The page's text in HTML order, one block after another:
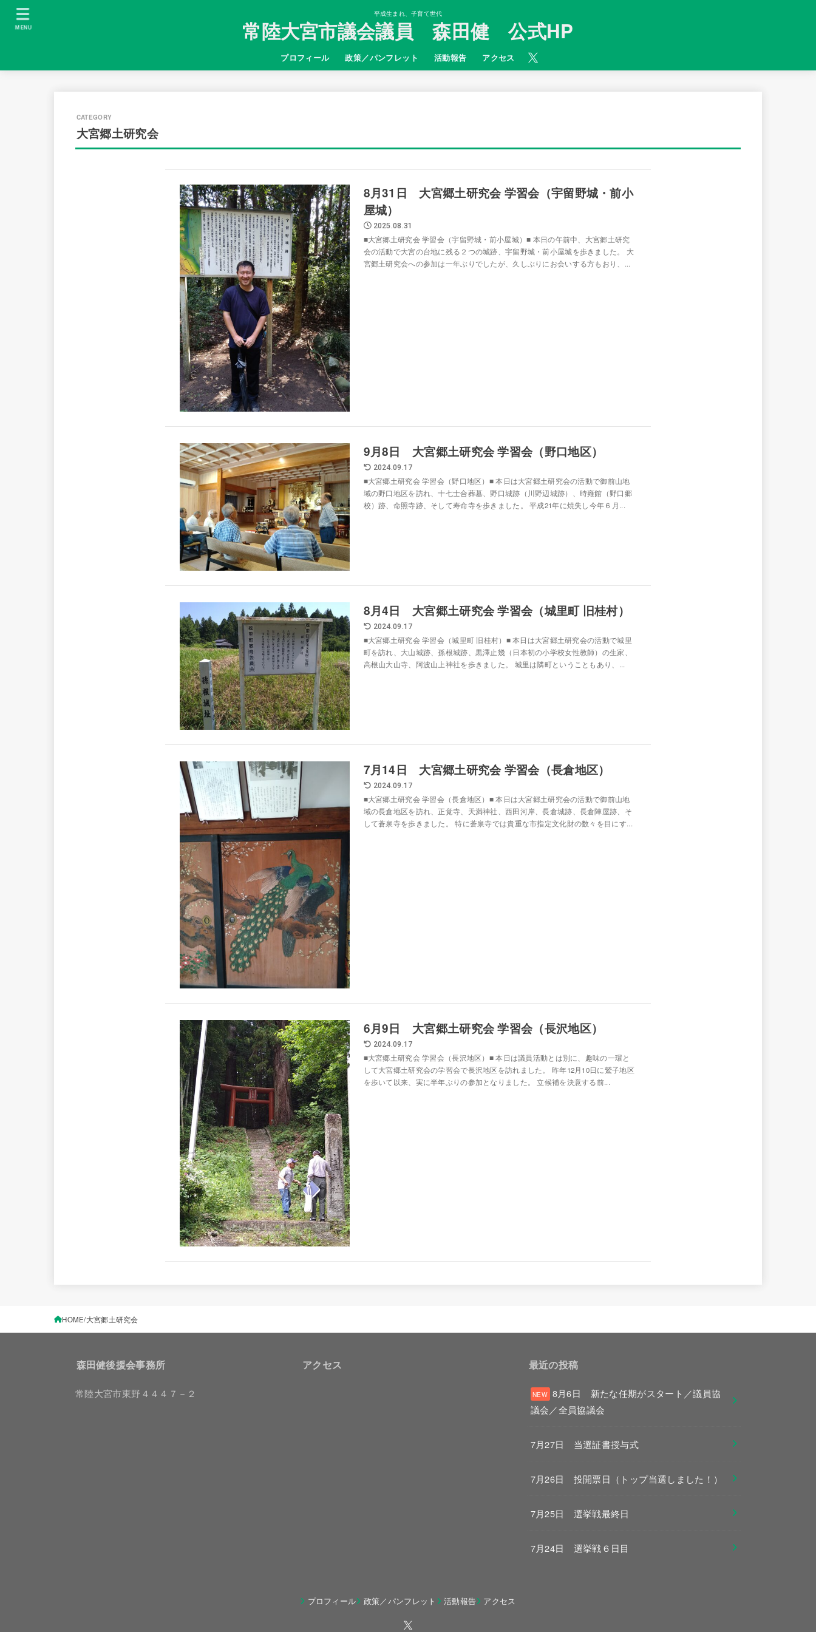
平成生まれ、子育て世代
常陸大宮市議会議員 森田健 公式HP
プロフィール 政策／パンフレット 活動報告 アクセス
MENU
大宮郷土研究会
8月31日 大宮郷土研究会 学習会（宇留野城・前小
屋城）
2025.08.31
■大宮郷土研究会 学習会（宇留野城・前小屋城）■ 本日の午前中、大宮郷土研究
会の活動で大宮の台地に残る２つの城跡、宇留野城・前小屋城を歩きました。 大
宮郷土研究会への参加は一年ぶりでしたが、久しぶりにお会いする方もおり、...
9月8日 大宮郷土研究会 学習会（野口地区）
2024.09.17
■大宮郷土研究会 学習会（野口地区）■ 本日は大宮郷土研究会の活動で御前山地
域の野口地区を訪れ、十七士合葬墓、野口城跡（川野辺城跡）、時雍館（野口郷
校）跡、命照寺跡、そして寿命寺を歩きました。 平成21年に焼失し今年６月...
8月4日 大宮郷土研究会 学習会（城里町 旧桂村）
2024.09.17
■大宮郷土研究会 学習会（城里町 旧桂村）■ 本日は大宮郷土研究会の活動で城里
町を訪れ、大山城跡、孫根城跡、黒澤止幾（日本初の小学校女性教師）の生家、
高根山大山寺、阿波山上神社を歩きました。 城里は隣町ということもあり、...
7月14日 大宮郷土研究会 学習会（長倉地区）
2024.09.17
■大宮郷土研究会 学習会（長倉地区）■ 本日は大宮郷土研究会の活動で御前山地
域の長倉地区を訪れ、正覚寺、天満神社、西田河岸、長倉城跡、長倉陣屋跡、そ
して蒼泉寺を歩きました。 特に蒼泉寺では貴重な市指定文化財の数々を目にす...
6月9日 大宮郷土研究会 学習会（長沢地区）
2024.09.17
■大宮郷土研究会 学習会（長沢地区）■ 本日は議員活動とは別に、趣味の一環と
して大宮郷土研究会の学習会で長沢地区を訪れました。 昨年12月10日に鷲子地区
を歩いて以来、実に半年ぶりの参加となりました。 立候補を決意する前...
HOME 大宮郷土研究会
森田健後援会事務所
常陸大宮市東野４４４７－２
アクセス 最近の投稿
8月6日 新たな任期がスタート／議員協
議会／全員協議会
7月27日 当選証書授与式
7月26日 投開票日（トップ当選しました！）
7月25日 選挙戦最終日
7月24日 選挙戦６日目
プロフィール 政策／パンフレット 活動報告 アクセス